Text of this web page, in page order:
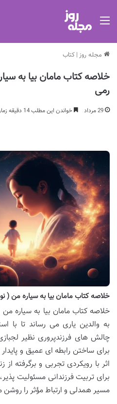
مجله روز | کتاب
خلاصه کتاب مامان بیا به
رمی
29 مرداد خواندن این مطلب 14 دقیقه زمان میبرد
خلاصه کتاب مامان بیا به سیاره من (
خلاصه کتاب مامان بیا به سیاره
به والدین یاری می رساند تا با
چالش های فرزندپروری نظیر
برای ساختن رابطه ای عمیق و
اثر با رویکردی تجربی و برگرفته
برای تربیت فرزندانی مسئولیت
مسیر همدلی و ارتباط مؤثر را